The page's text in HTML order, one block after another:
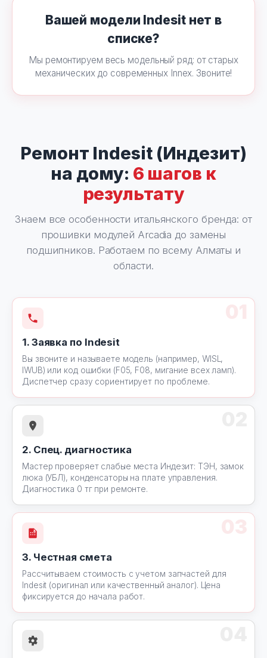
Вашей модели Indesit нет в
списке?
Мы ремонтируем весь модельный ряд: от старых
механических до современных Innex. Звоните!
Ремонт Indesit (Индезит)
на дому: 6 шагов к
результату
Знаем все особенности итальянского бренда: от
прошивки модулей Arcadia до замены
подшипников. Работаем по всему Алматы и
области.
1. Заявка по Indesit
Вы звоните и называете модель (например, WISL,
IWUB) или код ошибки (F05, F08, мигание всех ламп).
Диспетчер сразу сориентирует по проблеме.
2. Спец. диагностика
Мастер проверяет слабые места Индезит: ТЭН, замок
люка (УБЛ), конденсаторы на плате управления.
Диагностика 0 тг при ремонте.
3. Честная смета
Рассчитываем стоимость с учетом запчастей для
Indesit (оригинал или качественный аналог). Цена
фиксируется до начала работ.